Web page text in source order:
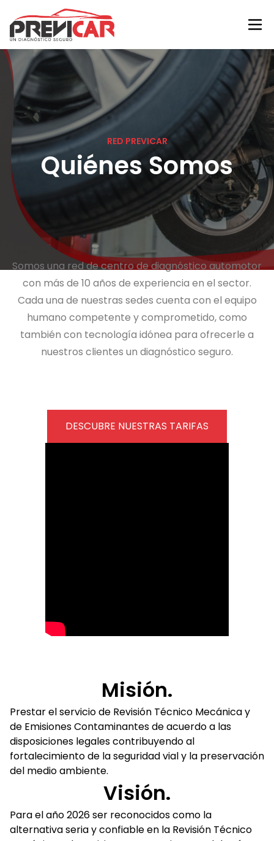
RED PREVICAR
Quiénes Somos
Somos una red de centro de diagnóstico automotor
con más de 10 años de experiencia en el sector.
Cada una de nuestras sedes cuenta con el equipo
humano competente y comprometido, como
también con tecnología idónea para ofrecerle a
nuestros clientes un diagnóstico seguro.
DESCUBRE NUESTRAS TARIFAS
Misión.
Prestar el servicio de Revisión Técnico Mecánica y
de Emisiones Contaminantes de acuerdo a las
disposiciones legales contribuyendo al
fortalecimiento de la seguridad vial y la preservación
del medio ambiente.
Visión.
Para el año 2026 ser reconocidos como la
alternativa seria y confiable en la Revisión Técnico